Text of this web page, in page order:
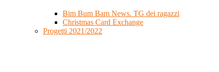
Bim Bum Bam News. TG dei ragazzi
Christmas Card Exchange
Progetti 2021/2022